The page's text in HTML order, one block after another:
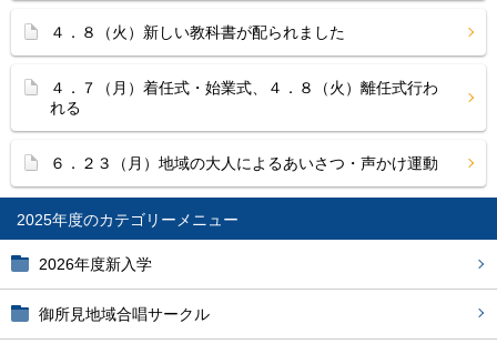
2025年度
2026年度新入学
御所見地域合唱サークル
４．８（火）新しい教科書が配られました
４．７（月）着任式・始業式、４．８（火）離任式行わ
れる
６．２３（月）地域の大人によるあいさつ・声かけ運動